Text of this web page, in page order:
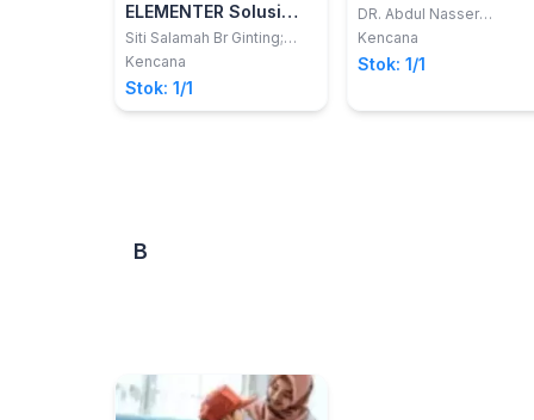
ELEMENTER Solusi
Mudah Memahami
Aljabar Linier
Elementer
Siti Salamah Br Ginting;
Rusi Ulfa Hasanah; Siti
Kencana
Stok: 1/1
DR. Abdul Nasser
Hasibuan, S.E., M.Si;
Nofinawati, S.E.I., M.A.
Kencana
Stok: 1/1
B